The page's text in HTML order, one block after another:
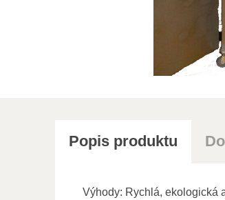
Popis produktu
Výhody: Rychlá, ekologická